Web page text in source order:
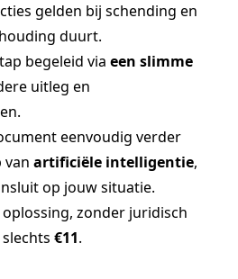
gelden bij schending en
duurt.
begeleid via een slimme
uitleg en
eenvoudig verder
van artificiële intelligentie,
op jouw situatie.
oplossing, zonder juridisch
€11.